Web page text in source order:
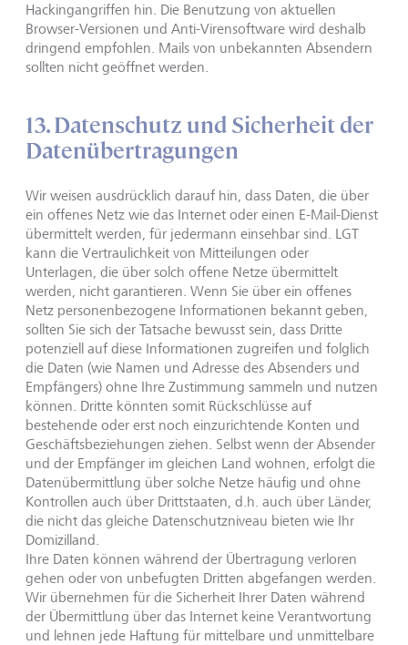
Hackingangriffen hin. Die Benutzung von aktuellen
Browser-Versionen und Anti-Virensoftware wird deshalb
dringend empfohlen. Mails von unbekannten Absendern
sollten nicht geöffnet werden.
13. Datenschutz und Sicherheit der
Datenübertragungen
Wir weisen ausdrücklich darauf hin, dass Daten, die über
ein offenes Netz wie das Internet oder einen E-Mail-Dienst
übermittelt werden, für jedermann einsehbar sind. LGT
kann die Vertraulichkeit von Mitteilungen oder
Unterlagen, die über solch offene Netze übermittelt
werden, nicht garantieren. Wenn Sie über ein offenes
Netz personenbezogene Informationen bekannt geben,
sollten Sie sich der Tatsache bewusst sein, dass Dritte
potenziell auf diese Informationen zugreifen und folglich
die Daten (wie Namen und Adresse des Absenders und
Empfängers) ohne Ihre Zustimmung sammeln und nutzen
können. Dritte könnten somit Rückschlüsse auf
bestehende oder erst noch einzurichtende Konten und
Geschäftsbeziehungen ziehen. Selbst wenn der Absender
und der Empfänger im gleichen Land wohnen, erfolgt die
Datenübermittlung über solche Netze häufig und ohne
Kontrollen auch über Drittstaaten, d.h. auch über Länder,
die nicht das gleiche Datenschutzniveau bieten wie Ihr
Domizilland.
Ihre Daten können während der Übertragung verloren
gehen oder von unbefugten Dritten abgefangen werden.
Wir übernehmen für die Sicherheit Ihrer Daten während
der Übermittlung über das Internet keine Verantwortung
und lehnen jede Haftung für mittelbare und unmittelbare